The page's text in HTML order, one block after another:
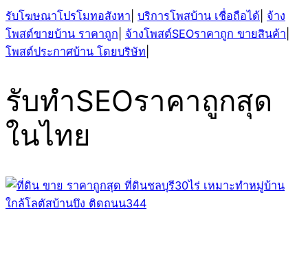
รับโฆษณาโปรโมทอสังหา บริการโพสบ้าน เชื่อถือได้ จ้าง
โพสต์ขายบ้าน ราคาถูก จ้างโพสต์SEOราคาถูก ขายสินค้า
โพสต์ประกาศบ้าน โดยบริษัท
รับทำSEOราคาถูกสุด
ในไทย